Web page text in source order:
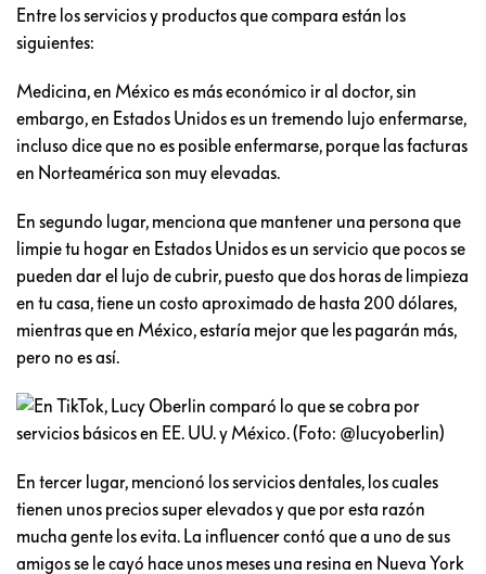
Entre los servicios y productos que compara están los
siguientes:
Medicina, en México es más económico ir al doctor, sin
embargo, en Estados Unidos es un tremendo lujo enfermarse,
incluso dice que no es posible enfermarse, porque las facturas
en Norteamérica son muy elevadas.
En segundo lugar, menciona que mantener una persona que
limpie tu hogar en Estados Unidos es un servicio que pocos se
pueden dar el lujo de cubrir, puesto que dos horas de limpieza
en tu casa, tiene un costo aproximado de hasta 200 dólares,
mientras que en México, estaría mejor que les pagarán más,
pero no es así.
En tercer lugar, mencionó los servicios dentales, los cuales
tienen unos precios super elevados y que por esta razón
mucha gente los evita. La influencer contó que a uno de sus
amigos se le cayó hace unos meses una resina en Nueva York